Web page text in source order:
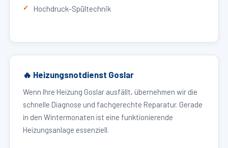
Hochdruck-Spültechnik
🔥 Heizungsnotdienst Goslar
Wenn Ihre Heizung Goslar ausfällt, übernehmen wir die
schnelle Diagnose und fachgerechte Reparatur. Gerade
in den Wintermonaten ist eine funktionierende
Heizungsanlage essenziell.